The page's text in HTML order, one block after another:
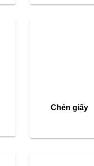
Chén giấy